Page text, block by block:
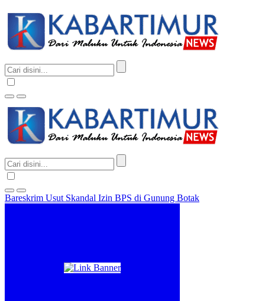
Bareskrim Usut Skandal Izin BPS di Gunung Botak